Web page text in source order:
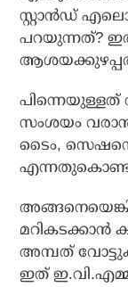
സ്റ്റാന്‍ഡ്
പറയുന്നത്?
പിന്നെയുള്ളത്
സംശയം
ടൈം,
മറികടക്കാന്‍
അമ്പത്
ഇത്